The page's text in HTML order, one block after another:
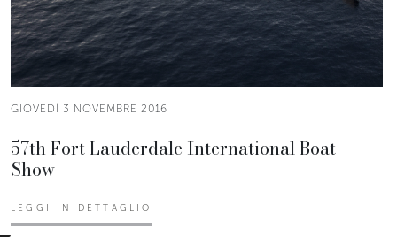
GIOVEDÌ 3 NOVEMBRE 2016
57th Fort Lauderdale International Boat
Show
LEGGI IN DETTAGLIO